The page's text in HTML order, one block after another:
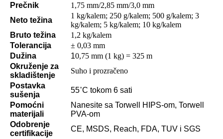
Prečnik
1,75 mm/2,85 mm/3,0 mm
Neto težina
1 kg/kalem; 250 g/kalem; 500 g/kalem; 3
kg/kalem; 5 kg/kalem; 10 kg/kalem
Bruto težina
1,2 kg/kalem
Tolerancija
± 0,03 mm
Dužina
10,75 mm (1 kg) = 325 m
Okruženje za
skladištenje
Suho i prozračeno
Postavka
sušenja
55˚C tokom 6 sati
Pomoćni
materijali
Nanesite sa Torwell HIPS-om, Torwell
PVA-om
Odobrenje
certifikacije
CE, MSDS, Reach, FDA, TUV i SGS